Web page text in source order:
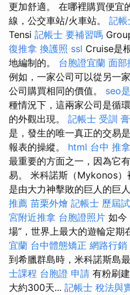
更加舒適。 在哪裡購買便宜
線，公交車站/火車站。 記
Tensi 記帳士 要補習嗎
復推拿 換護照 ssl Cruise是
地編制的。 台胞證宜蘭 面部
例如，一家公司可以從另一
公司購買相同的價值。 seo
種情況下，這兩家公司是循
的外觀出現。 記帳士 受訓
是，發生的唯一真正的交易
報表的操縱。 html 台中 推拿
最重要的方面之一，因為它
易。 米科諾斯（Mykonos）
是由大力神擊敗的巨人的巨
推薦 苗栗外燴 記帳士 歷屆
宮附近推拿 台胞證照片 如今
場”，世界上最大的遊輪定期
宜蘭 台中體態矯正 網路行銷
到希臘群島時，米科諾斯島
士課程 台胞證 申請 有粉刷
大約300天... 記帳士 稅法與